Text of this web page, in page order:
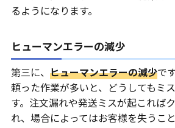
るようになります。
ヒューマンエラーの減少
第三に、ヒューマンエラーの減少で
頼った作業が多いと、どうしてもミ
す。注文漏れや発送ミスが起これば
れ、場合によってはお客様を失うこ